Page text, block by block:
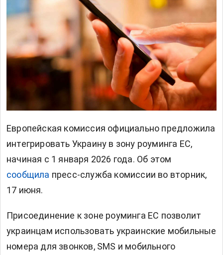
Европейская комиссия официально предложила
интегрировать Украину в зону роуминга ЕС,
начиная с 1 января 2026 года. Об этом
сообщила пресс-служба комиссии во вторник,
17 июня.
Присоединение к зоне роуминга ЕС позволит
украинцам использовать украинские мобильные
номера для звонков, SMS и мобильного